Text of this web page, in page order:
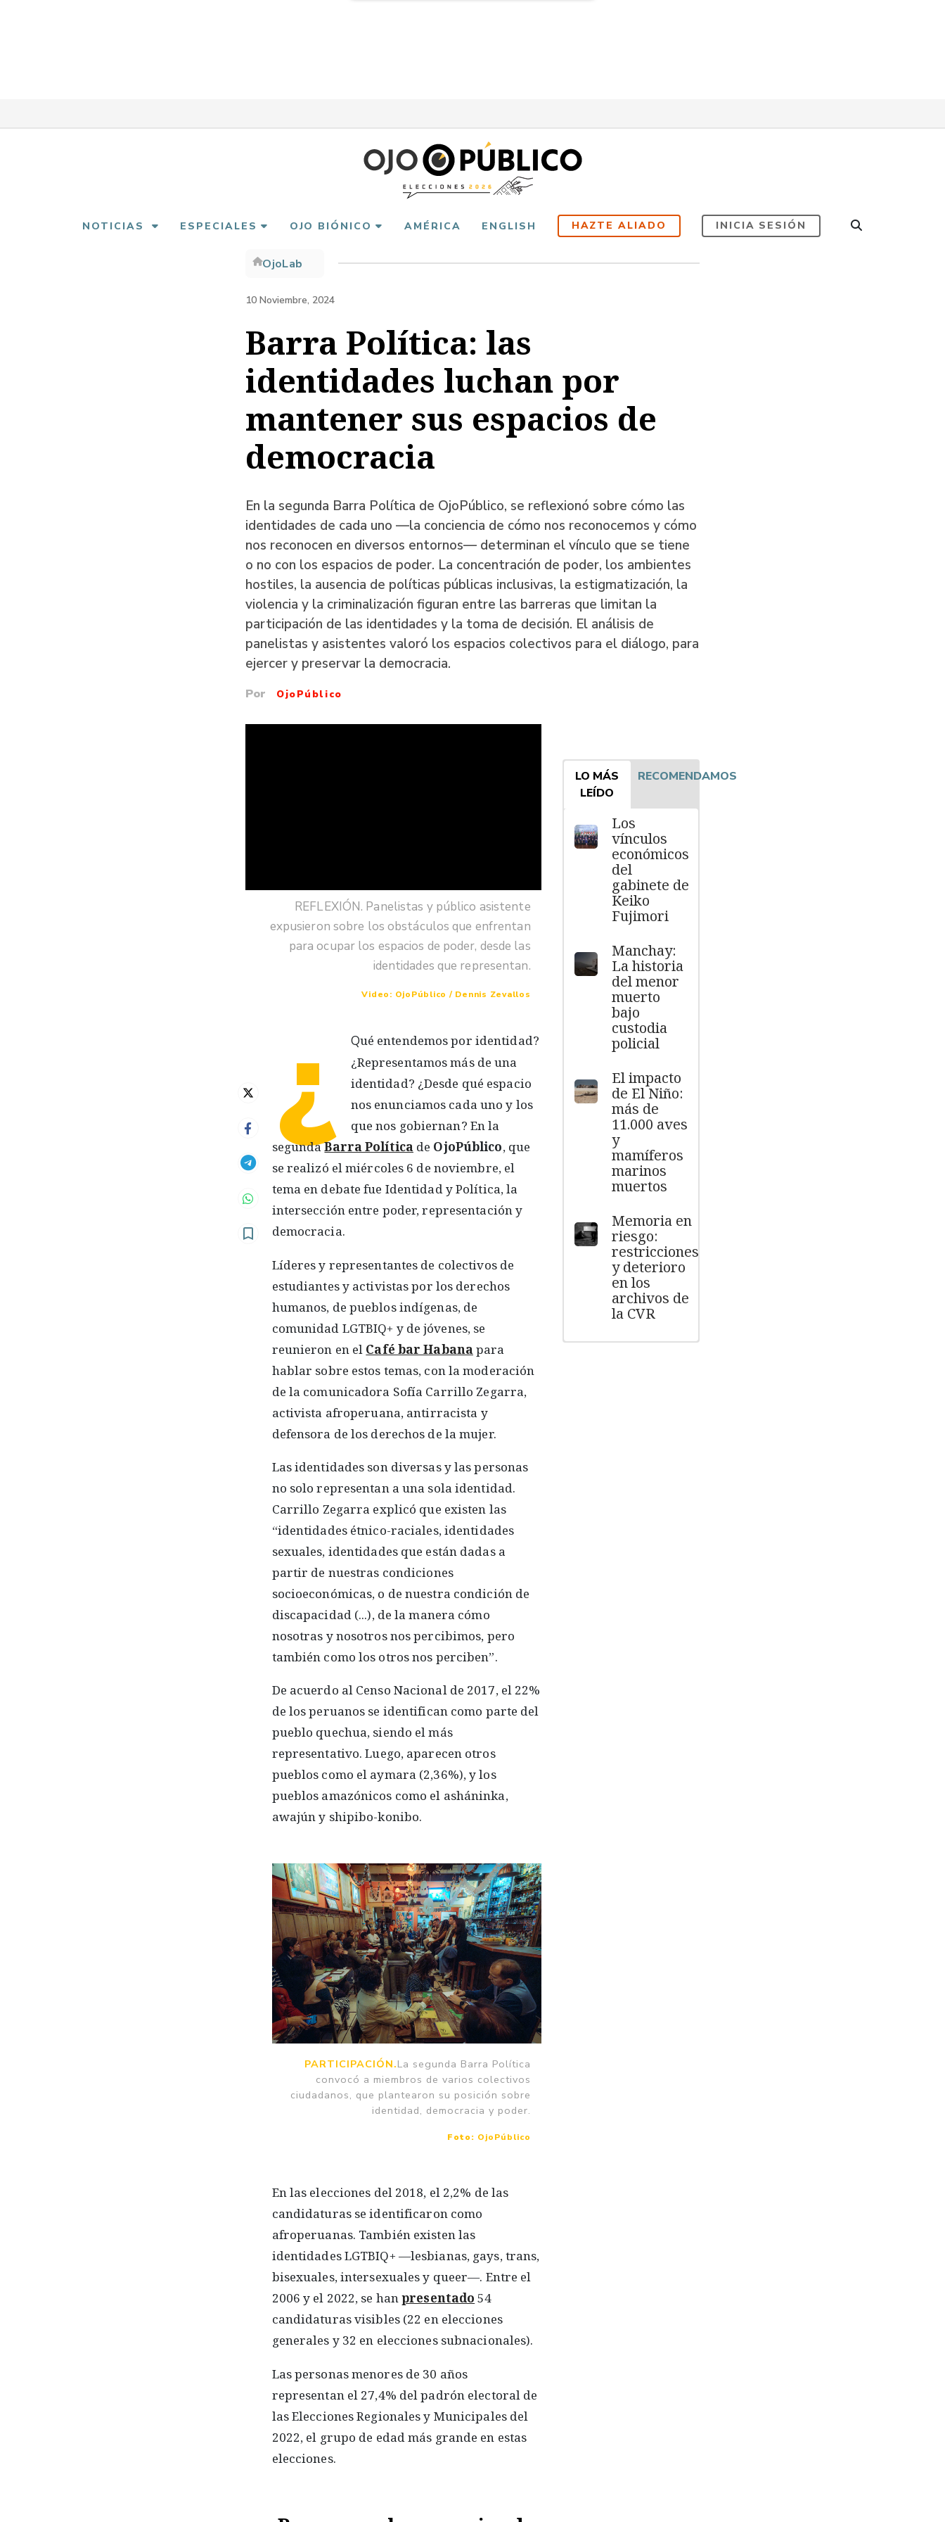
NOTICIAS ESPECIALES OJO BIÓNICO AMÉRICA ENGLISH HAZTE ALIADO INICIA SESIÓN
Sobrescribir
enlaces
ayuda
a
navegación
OjoLab
10 Noviembre, 2024
Barra Política: las
identidades luchan por
mantener sus espacios de
democracia
En la segunda Barra Política de OjoPúblico, se reflexionó sobre cómo las
identidades de cada uno —la conciencia de cómo nos reconocemos y cómo
nos reconocen en diversos entornos— determinan el vínculo que se tiene
o no con los espacios de poder. La concentración de poder, los ambientes
hostiles, la ausencia de políticas públicas inclusivas, la estigmatización, la
violencia y la criminalización figuran entre las barreras que limitan la
participación de las identidades y la toma de decisión. El análisis de
panelistas y asistentes valoró los espacios colectivos para el diálogo, para
ejercer y preservar la democracia.
Por OjoPúblico
REFLEXIÓN. Panelistas y público asistente
expusieron sobre los obstáculos que enfrentan
para ocupar los espacios de poder, desde las
identidades que representan.
Video: OjoPúblico / Dennis Zevallos
¿
Qué entendemos por identidad?
¿Representamos más de una
identidad? ¿Desde qué espacio
nos enunciamos cada uno y los
que nos gobiernan? En la
segundaBarra Política de OjoPúblico, que
se realizó el miércoles 6 de noviembre, el
tema en debate fue Identidad y Política, la
intersección entre poder, representación y
democracia.
Líderes y representantes de colectivos de
estudiantes y activistas por los derechos
humanos, de pueblos indígenas, de
comunidad LGTBIQ+ y de jóvenes, se
reunieron en el Café bar Habana para
hablar sobre estos temas, con la moderación
de la comunicadora Sofía Carrillo Zegarra,
activista afroperuana, antirracista y
defensora de los derechos de la mujer.
Las identidades son diversas y las personas
no solo representan a una sola identidad.
Carrillo Zegarra explicó que existen las
“identidades étnico-raciales, identidades
sexuales, identidades que están dadas a
partir de nuestras condiciones
socioeconómicas, o de nuestra condición de
discapacidad (...), de la manera cómo
nosotras y nosotros nos percibimos, pero
también como los otros nos perciben”.
De acuerdo al Censo Nacional de 2017, el 22%
de los peruanos se identifican como parte del
pueblo quechua, siendo el más
representativo. Luego, aparecen otros
pueblos como el aymara (2,36%), y los
pueblos amazónicos como el asháninka,
awajún y shipibo-konibo.
PARTICIPACIÓN.La segunda Barra Política
convocó a miembros de varios colectivos
ciudadanos, que plantearon su posición sobre
identidad, democracia y poder.
Foto: OjoPúblico
En las elecciones del 2018, el 2,2% de las
candidaturas se identificaron como
afroperuanas. También existen las
identidades LGTBIQ+ —lesbianas, gays, trans,
bisexuales, intersexuales y queer—. Entre el
2006 y el 2022, se hanpresentado 54
candidaturas visibles (22 en elecciones
generales y 32 en elecciones subnacionales).
Las personas menores de 30 años
representan el 27,4% del padrón electoral de
las Elecciones Regionales y Municipales del
2022, el grupo de edad más grande en estas
elecciones.
LO MÁS
LEÍDO
RECOMENDAMOS
Los
vínculos
económicos
del
gabinete de
Keiko
Fujimori
Manchay:
La historia
del menor
muerto
bajo
custodia
policial
El impacto
de El Niño:
más de
11.000 aves
y
mamíferos
marinos
muertos
Memoria en
riesgo:
restricciones
y deterioro
en los
archivos de
la CVR